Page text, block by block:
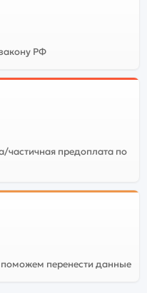
РФ
частичная предоплата по
перенести данные